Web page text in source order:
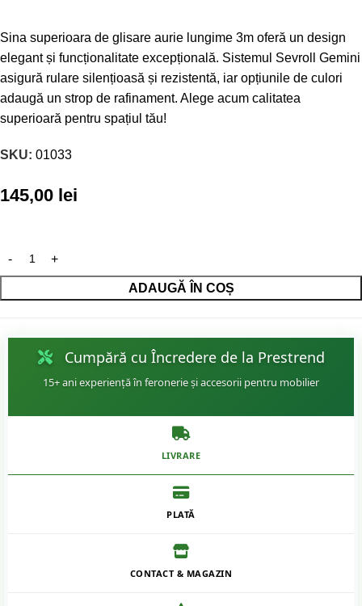
Sina superioara de glisare aurie lungime 3m oferă un design
elegant și funcționalitate excepțională. Sistemul Sevroll Gemini
asigură rulare silențioasă și rezistentă, iar opțiunile de culori
adaugă un strop de rafinament. Alege acum calitatea
superioară pentru spațiul tău!
SKU: 01033
145,00 lei
ADAUGĂ ÎN COȘ
Cumpără cu Încredere de la Prestrend
15+ ani experiență în feronerie și accesorii pentru mobilier
LIVRARE
PLATĂ
CONTACT & MAGAZIN